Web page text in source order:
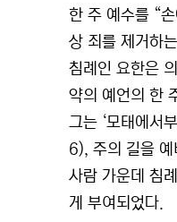
한 주 예수를 “
상 죄를 제거하
침례인 요한은
약의 예언의 한
그는 ‘모태에서
6), 주의 길을 예
사람 가운데 침
게 부여되었다.